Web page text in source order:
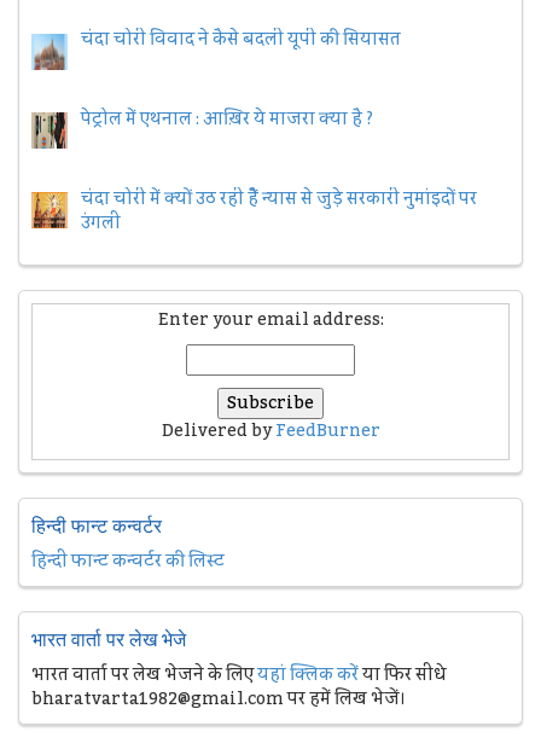
चंदा चोरी विवाद ने कैसे बदली यूपी की सियासत
पेट्रोल में एथनाल : आख़िर ये माजरा क्या है ?
चंदा चोरी में क्यों उठ रही हैैं न्यास से जुड़े सरकारी नुमांइदों पर
उंगली
Enter your email address:
Delivered byFeedBurner
हिन्दी फान्ट कन्वर्टर
हिन्दी फान्ट कन्वर्टर की लिस्ट
भारत वार्ता पर लेख भेजे
भारत वार्ता पर लेख भेजने के लिएयहां क्लिक करेंया फिर सीधे
bharatvarta1982@gmail.com पर हमें लिख भेजें।